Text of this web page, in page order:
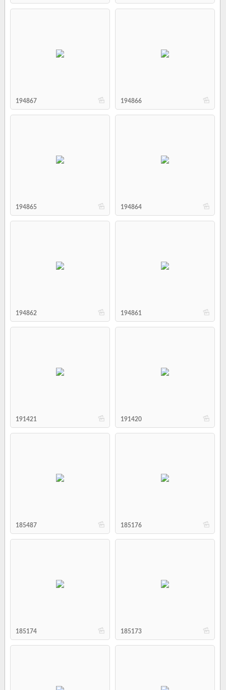
b
194867 b
194866
b
194865 b
194864
b
194862 b
194861
b
191421 b
191420
b
185487 b
185176
b
185174 b
185173